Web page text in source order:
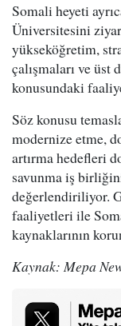
Somali heyeti
Üniversitesini
yükseköğretim,
çalışmaları ve
konusundaki
Söz konusu
modernize etme,
artırma hedefleri
savunma iş
değerlendiriliyor.
faaliyetleri ile
kaynaklarının
Kaynak: Mepa